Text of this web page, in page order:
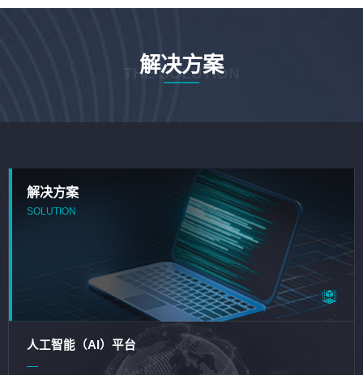
解决方案
THE SOLUTION
解决方案
SOLUTION
人工智能（AI）平台